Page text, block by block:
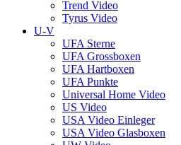
Trend Video
Tyrus Video
U-V
UFA Sterne
UFA Grossboxen
UFA Hartboxen
UFA Punkte
Universal Home Video
US Video
USA Video Einleger
USA Video Glasboxen